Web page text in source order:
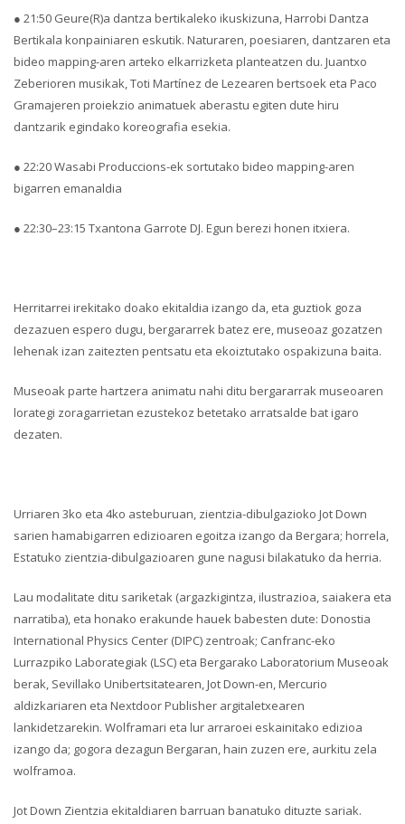
● 21:50 Geure(R)a dantza bertikaleko ikuskizuna, Harrobi Dantza
Bertikala konpainiaren eskutik. Naturaren, poesiaren, dantzaren eta
bideo mapping-aren arteko elkarrizketa planteatzen du. Juantxo
Zeberioren musikak, Toti Martínez de Lezearen bertsoek eta Paco
Gramajeren proiekzio animatuek aberastu egiten dute hiru
dantzarik egindako koreografia esekia.
● 22:20 Wasabi Produccions-ek sortutako bideo mapping-aren
bigarren emanaldia
● 22:30–23:15 Txantona Garrote DJ. Egun berezi honen itxiera.
Herritarrei irekitako doako ekitaldia izango da, eta guztiok goza
dezazuen espero dugu, bergararrek batez ere, museoaz gozatzen
lehenak izan zaitezten pentsatu eta ekoiztutako ospakizuna baita.
Museoak parte hartzera animatu nahi ditu bergararrak museoaren
lorategi zoragarrietan ezustekoz betetako arratsalde bat igaro
dezaten.
Urriaren 3ko eta 4ko asteburuan, zientzia-dibulgazioko Jot Down
sarien hamabigarren edizioaren egoitza izango da Bergara; horrela,
Estatuko zientzia-dibulgazioaren gune nagusi bilakatuko da herria.
Lau modalitate ditu sariketak (argazkigintza, ilustrazioa, saiakera eta
narratiba), eta honako erakunde hauek babesten dute: Donostia
International Physics Center (DIPC) zentroak; Canfranc-eko
Lurrazpiko Laborategiak (LSC) eta Bergarako Laboratorium Museoak
berak, Sevillako Unibertsitatearen, Jot Down-en, Mercurio
aldizkariaren eta Nextdoor Publisher argitaletxearen
lankidetzarekin. Wolframari eta lur arraroei eskainitako edizioa
izango da; gogora dezagun Bergaran, hain zuzen ere, aurkitu zela
wolframoa.
Jot Down Zientzia ekitaldiaren barruan banatuko dituzte sariak.